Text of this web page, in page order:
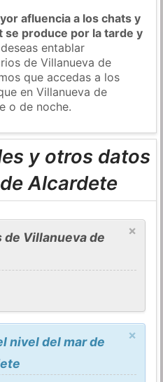
afluencia a los chats y
produce por la tarde y
entablar
de Villanueva de
que accedas a los
en Villanueva de
o de noche.
y otros datos
Alcardete
×
Villanueva de
×
nivel del mar de